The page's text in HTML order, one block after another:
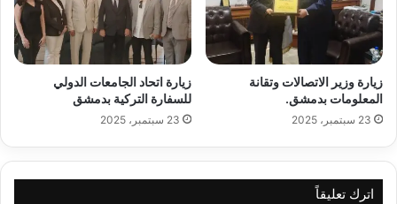
زيارة وزير الاتصالات وتقانة
المعلومات بدمشق.
23 سبتمبر، 2025
زيارة اتحاد الجامعات الدولي
للسفارة التركية بدمشق
23 سبتمبر، 2025
اترك تعليقاً